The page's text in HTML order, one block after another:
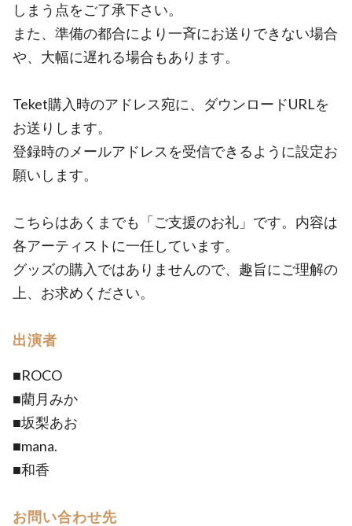
しまう点をご了承下さい。
また、準備の都合により一斉にお送りできない場合
や、大幅に遅れる場合もあります。
Teket購入時のアドレス宛に、ダウンロードURLを
お送りします。
登録時のメールアドレスを受信できるように設定お
願いします。
こちらはあくまでも「ご支援のお礼」です。内容は
各アーティストに一任しています。
グッズの購入ではありませんので、趣旨にご理解の
上、お求めください。
出演者
■ROCO
■藺月みか
■坂梨あお
■mana.
■和香
お問い合わせ先